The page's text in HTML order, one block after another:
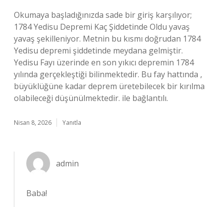
Okumaya başladığınızda sade bir giriş karşılıyor;
1784 Yedisu Depremi Kaç Şiddetinde Oldu yavaş
yavaş şekilleniyor. Metnin bu kısmı doğrudan 1784
Yedisu depremi şiddetinde meydana gelmiştir.
Yedisu Fayı üzerinde en son yıkıcı depremin 1784
yılında gerçekleştiği bilinmektedir. Bu fay hattında ,
büyüklüğüne kadar deprem üretebilecek bir kırılma
olabileceği düşünülmektedir. ile bağlantılı.
Nisan 8, 2026 Yanıtla
admin
Baba!